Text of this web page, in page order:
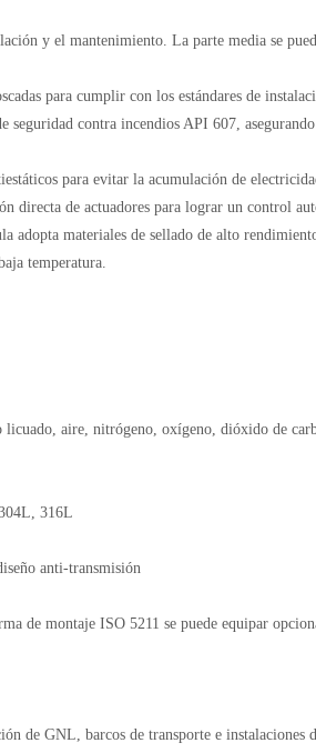
y el mantenimiento. La parte media se
para cumplir con los estándares de
seguridad contra incendios API 607,
para evitar la acumulación de
directa de actuadores para lograr un control
adopta materiales de sellado de alto
temperatura.
licuado, aire, nitrógeno, oxígeno, dióxido de
316L
anti-transmisión
de montaje ISO 5211 se puede equipar
de GNL, barcos de transporte e instalaciones